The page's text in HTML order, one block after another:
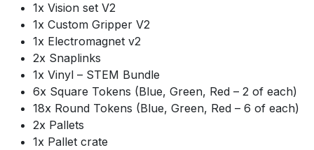
1x Vision set V2
1x Custom Gripper V2
1x Electromagnet v2
2x Snaplinks
1x Vinyl – STEM Bundle
6x Square Tokens (Blue, Green, Red – 2 of each)
18x Round Tokens (Blue, Green, Red – 6 of each)
2x Pallets
1x Pallet crate